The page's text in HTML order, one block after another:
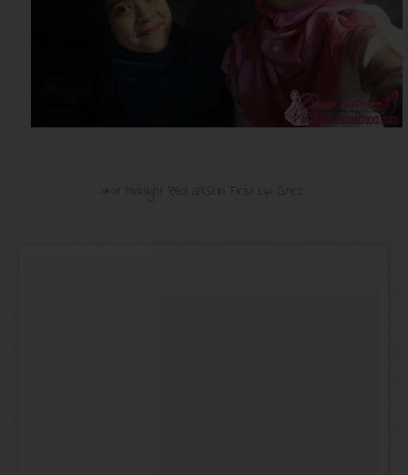
#01 Midnight Red G9Skin First Lip Stick